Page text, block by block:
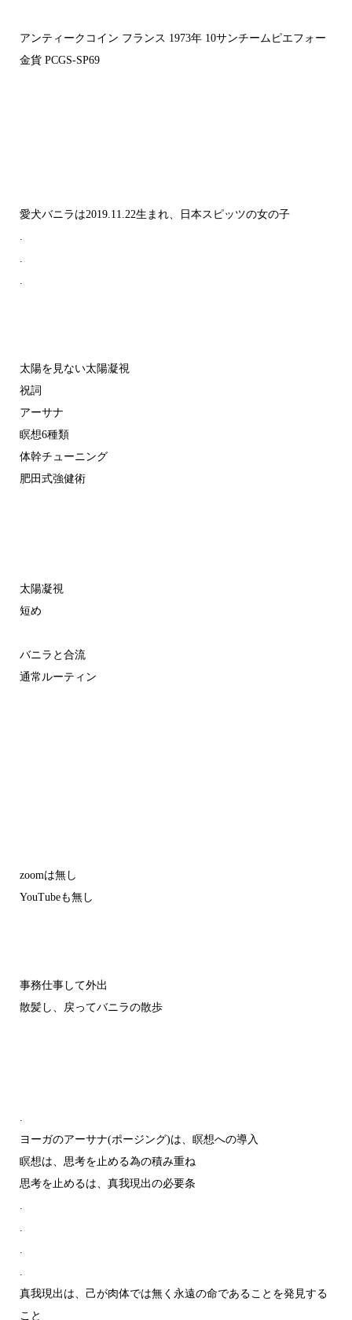
アンティークコイン フランス 1973年 10サンチームピエフォー
金貨 PCGS-SP69
愛犬バニラは2019.11.22生まれ、日本スピッツの女の子
.
.
.
太陽を見ない太陽凝視
祝詞
アーサナ
瞑想6種類
体幹チューニング
肥田式強健術
太陽凝視
短め
バニラと合流
通常ルーティン
zoomは無し
YouTubeも無し
事務仕事して外出
散髪し、戻ってバニラの散歩
.
ヨーガのアーサナ(ポージング)は、瞑想への導入
瞑想は、思考を止める為の積み重ね
思考を止めるは、真我現出の必要条
.
.
.
.
真我現出は、己が肉体では無く永遠の命であることを発見する
こと